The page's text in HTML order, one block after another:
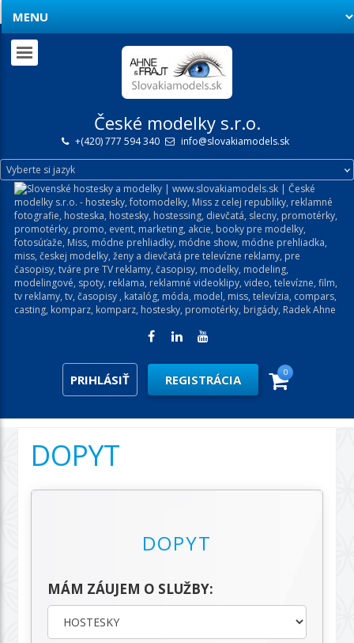
České modelky s.r.o.
+(420) 777 594 340 info@slovakiamodels.sk
Vyberte si jazyk
PRIHLÁSIŤ REGISTRÁCIA 0
DOPYT
DOPYT
MÁM ZÁUJEM O SLUŽBY: